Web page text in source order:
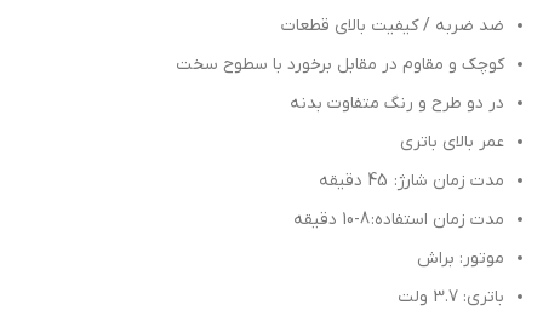
ضد ضربه / کیفیت بالای قطعات
کوچک و مقاوم در مقابل برخورد با سطوح سخت
در دو طرح و رنگ متفاوت بدنه
عمر بالای باتری
مدت زمان شارژ: 45 دقیقه
مدت زمان استفاده: 8-10 دقیقه
موتور: براش
باتری: 3.7 ولت